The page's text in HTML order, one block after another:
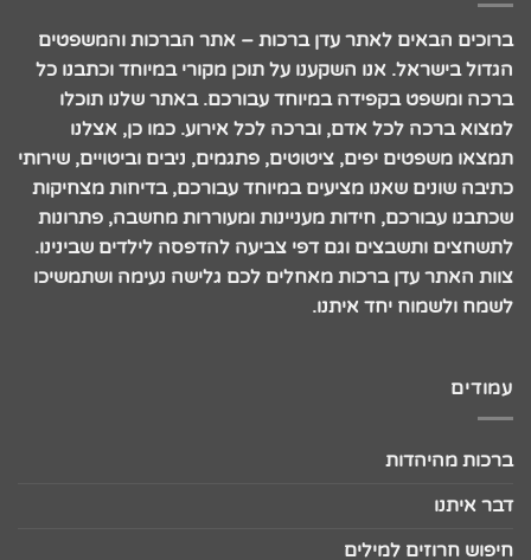
ברוכים הבאים לאתר עדן ברכות – אתר הברכות והמשפטים
הגדול בישראל. אנו השקענו על תוכן מקורי במיוחד וכתבנו כל
ברכה ומשפט בקפידה במיוחד עבורכם. באתר שלנו תוכלו
למצוא ברכה לכל אדם, וברכה לכל אירוע. כמו כן, אצלנו
תמצאו משפטים יפים, ציטוטים, פתגמים, ניבים וביטויים, שירותי
כתיבה שונים שאנו מציעים במיוחד עבורכם, בדיחות מצחיקות
שכתבנו עבורכם, חידות מעניינות ומעוררות מחשבה, פתרונות
לתשחצים ותשבצים וגם דפי צביעה להדפסה לילדים שבינינו.
צוות האתר עדן ברכות מאחלים לכם גלישה נעימה ושתמשיכו
לשמח ולשמוח יחד איתנו.
עמודים
ברכות מהיהדות
דבר איתנו
חיפוש חרוזים למילים